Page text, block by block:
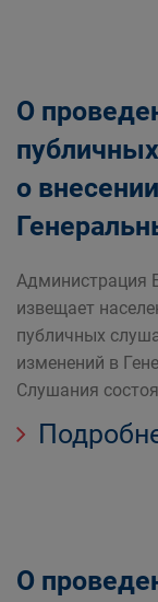
О
о
Администрация
извещает
публичных
изменений в
Слушания
О